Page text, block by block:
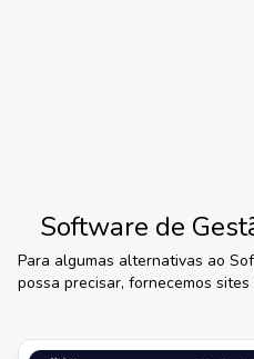
Software de
Para algumas alternativas ao
possa precisar, fornecemos